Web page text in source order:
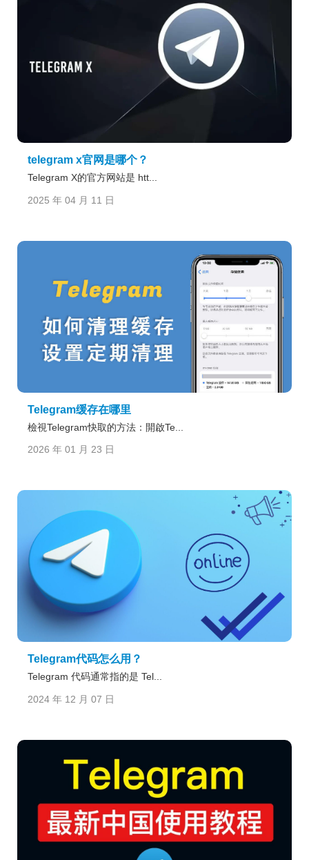
telegram x官网是哪个？
Telegram X的官方网站是 htt...
2025 年 04 月 11 日
Telegram缓存在哪里
檢視Telegram快取的方法：開啟Te...
2026 年 01 月 23 日
Telegram代码怎么用？
Telegram 代码通常指的是 Tel...
2024 年 12 月 07 日